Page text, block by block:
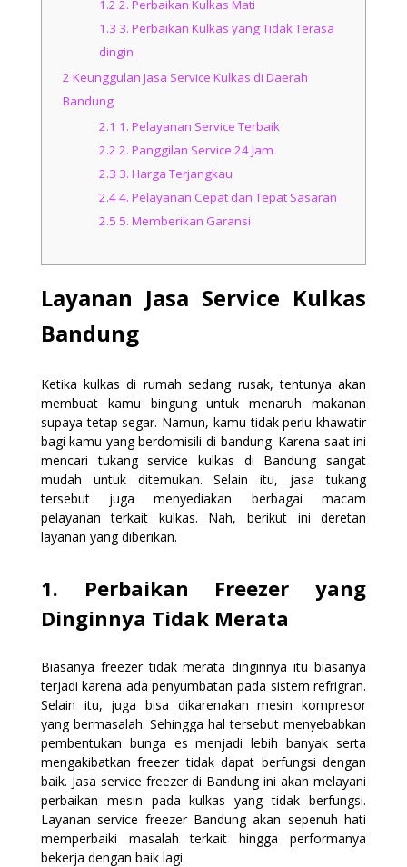
1.2 2. Perbaikan Kulkas Mati
1.3 3. Perbaikan Kulkas yang Tidak Terasa
dingin
2 Keunggulan Jasa Service Kulkas di Daerah
Bandung
2.1 1. Pelayanan Service Terbaik
2.2 2. Panggilan Service 24 Jam
2.3 3. Harga Terjangkau
2.44. Pelayanan Cepat dan Tepat Sasaran
2.5 5. Memberikan Garansi
Layanan Jasa Service Kulkas
Bandung
Ketika kulkas di rumah sedang rusak, tentunya akan
membuat kamu bingung untuk menaruh makanan
supaya tetap segar. Namun, kamu tidak perlu khawatir
bagi kamu yang berdomisili di bandung. Karena saat ini
mencari tukang service kulkas di Bandung sangat
mudah untuk ditemukan. Selain itu, jasa tukang
tersebut juga menyediakan berbagai macam
pelayanan terkait kulkas. Nah, berikut ini deretan
layanan yang diberikan.
1. Perbaikan Freezer yang
Dinginnya Tidak Merata
Biasanya freezer tidak merata dinginnya itu biasanya
terjadi karena ada penyumbatan pada sistem refrigran.
Selain itu, juga bisa dikarenakan mesin kompresor
yang bermasalah. Sehingga hal tersebut menyebabkan
pembentukan bunga es menjadi lebih banyak serta
mengakibatkan freezer tidak dapat berfungsi dengan
baik. Jasa service freezer di Bandung ini akan melayani
perbaikan mesin pada kulkas yang tidak berfungsi.
Layanan service freezer Bandung akan sepenuh hati
memperbaiki masalah terkait hingga performanya
bekerja dengan baik lagi.